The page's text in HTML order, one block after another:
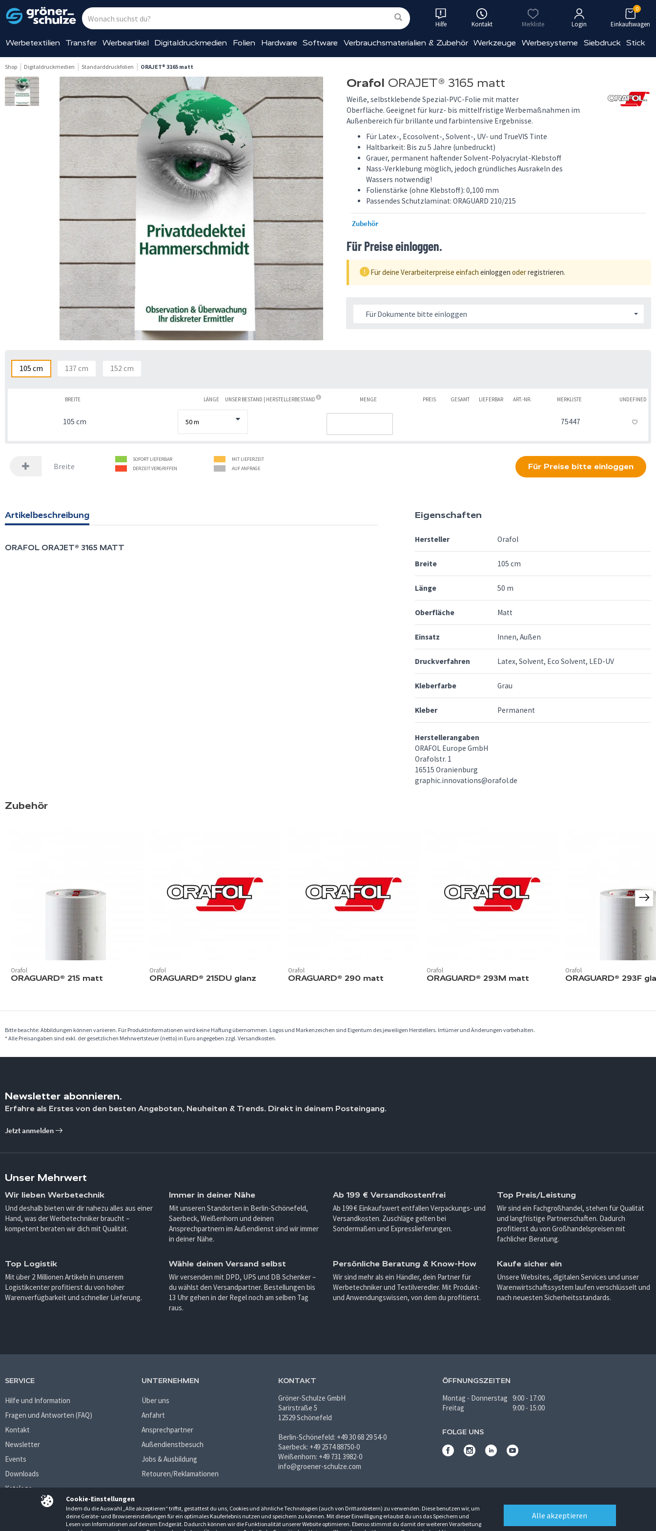
Cookie-Einstellungen
Indem du die Auswahl „Alle akzeptieren“ triffst, gestattest du uns, Cookies und ähnliche Technologien (auch von Drittanbietern) zu verwenden. Diese benutzen wir, um
deine Geräte- und Browsereinstellungen für ein optimales Kauferlebnis nutzen und speichern zu können. Mit dieser Einwilligung erlaubst du uns das Speichern und
Lesen von Informationen auf deinem Endgerät. Dadurch können wir die Funktionalität unserer Website optimieren. Ebenso stimmst du damit der weiteren Verarbeitung
Alle akzeptieren
Hilfe Kontakt Merkliste Login Einkaufswagen
0
Werbetextilien Transfer Werbeartikel Digitaldruckmedien Folien Hardware Software Verbrauchsmaterialien & Zubehör Werkzeuge Werbesysteme Siebdruck Stick
Shop Digitaldruckmedien Standarddruckfolien ORAJET® 3165 matt
Orafol ORAJET® 3165 matt
Weiße, selbstklebende Spezial-PVC-Folie mit matter
Oberfläche. Geeignet für kurz- bis mittelfristige Werbemaßnahmen im
Außenbereich für brillante und farbintensive Ergebnisse.
Für Latex-, Ecosolvent-, Solvent-, UV- und TrueVIS Tinte
Haltbarkeit: Bis zu 5 Jahre (unbedruckt)
Grauer, permanent haftender Solvent-Polyacrylat-Klebstoff
Nass-Verklebung möglich, jedoch gründliches Ausrakeln des
Wassers notwendig!
Folienstärke (ohne Klebstoff): 0,100 mm
Passendes Schutzlaminat: ORAGUARD 210/215
Zubehör
Für Preise einloggen.
Für deine Verarbeiterpreise einfach einloggen oderregistrieren.
Für Dokumente bitte einloggen
105 cm 137 cm 152 cm
BREITE
105 cm
LÄNGE UNSER BESTAND | HERSTELLERBESTAND MENGE PREIS GESAMT LIEFERBAR ART.-NR. MERKLISTE
75447
UNDEFINED
Breite
SOFORT LIEFERBAR
MIT LIEFERZEIT
DERZEIT VERGRIFFEN
AUF ANFRAGE Für Preise bitte einloggen
Artikelbeschreibung
ORAFOL ORAJET® 3165 MATT
Eigenschaften
Hersteller Orafol
Breite 105 cm
Länge 50 m
Oberfläche Matt
Einsatz Innen, Außen
Druckverfahren Latex, Solvent, Eco Solvent, LED-UV
Kleberfarbe Grau
Kleber Permanent
Herstellerangaben
ORAFOL Europe GmbH
Orafolstr. 1
16515 Oranienburg
graphic.innovations@orafol.de
Zubehör
Orafol
ORAGUARD® 215 matt
Orafol
ORAGUARD® 215DU glanz
Orafol
ORAGUARD® 290 matt
Orafol
ORAGUARD® 293M matt
Orafol
ORAGUARD® 293F
Bitte beachte: Abbildungen können variieren. Für Produktinformationen wird keine Haftung übernommen. Logos und Markenzeichen sind Eigentum des jeweiligen Herstellers. Irrtümer und Änderungen vorbehalten.
* Alle Preisangaben sind exkl. der gesetzlichen Mehrwertsteuer (netto) in Euro angegeben zzgl. Versandkosten.
Newsletter abonnieren.
Erfahre als Erstes von den besten Angeboten, Neuheiten & Trends. Direkt in deinem Posteingang.
Jetzt anmelden
Unser Mehrwert
Wir lieben Werbetechnik
Und deshalb bieten wir dir nahezu alles aus einer
Hand, was der Werbetechniker braucht –
kompetent beraten wir dich mit Qualität.
Immer in deiner Nähe
Mit unseren Standorten in Berlin-Schönefeld,
Saerbeck, Weißenhorn und deinen
Ansprechpartnern im Außendienst sind wir immer
in deiner Nähe.
Ab 199 € Versandkostenfrei
Ab 199 € Einkaufswert entfallen Verpackungs- und
Versandkosten. Zuschläge gelten bei
Sondermaßen und Expresslieferungen.
Top Preis/Leistung
Wir sind ein Fachgroßhandel, stehen für Qualität
und langfristige Partnerschaften. Dadurch
profitierst du von Großhandelspreisen mit
fachlicher Beratung.
Top Logistik
Mit über 2 Millionen Artikeln in unserem
Logistikcenter profitierst du von hoher
Warenverfügbarkeit und schneller Lieferung.
Wähle deinen Versand selbst
Wir versenden mit DPD, UPS und DB Schenker –
du wählst den Versandpartner. Bestellungen bis
13 Uhr gehen in der Regel noch am selben Tag
raus.
Persönliche Beratung & Know-How
Wir sind mehr als ein Händler, dein Partner für
Werbetechniker und Textilveredler. Mit Produkt-
und Anwendungswissen, von dem du profitierst.
Kaufe sicher ein
Unsere Websites, digitalen Services und unser
Warenwirtschaftssystem laufen verschlüsselt und
nach neuesten Sicherheitsstandards.
SERVICE
Hilfe und Information
Fragen und Antworten (FAQ)
Kontakt
Newsletter
Events
Downloads
Kataloge
UNTERNEHMEN
Über uns
Anfahrt
Ansprechpartner
Außendienstbesuch
Jobs & Ausbildung
Retouren/Reklamationen
KONTAKT
Gröner-Schulze GmbH
Sarirstraße 5
12529 Schönefeld
Berlin-Schönefeld: +49 30 68 29 54-0
Saerbeck: +49 2574 88750-0
Weißenhorn: +49 731 3982-0
info@groener-schulze.com
ÖFFNUNGSZEITEN
Montag - Donnerstag 9:00 - 17:00
Freitag
9:00 - 15:00
FOLGE UNS
Datenschutzbestimmungen Impressum